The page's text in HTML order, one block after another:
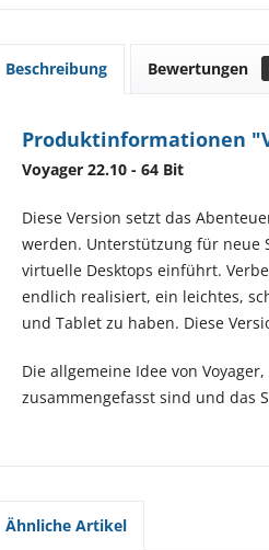
Beschreibung Bewertungen
Produktinformationen
Voyager 22.10 - 64 Bit
Diese Version setzt das
werden. Unterstützung für neue
virtuelle Desktops einführt.
endlich realisiert, ein leichtes,
und Tablet zu haben. Diese
Die allgemeine Idee von
zusammengefasst sind und das
Ähnliche Artikel